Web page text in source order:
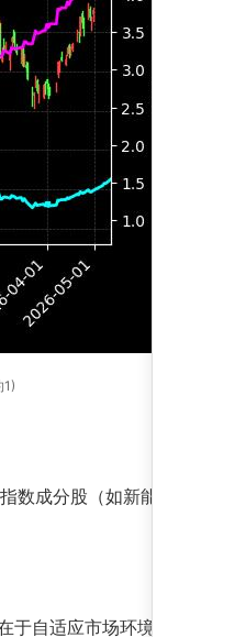
成分股（如新能源、生物医
自适应市场环境：在成长股